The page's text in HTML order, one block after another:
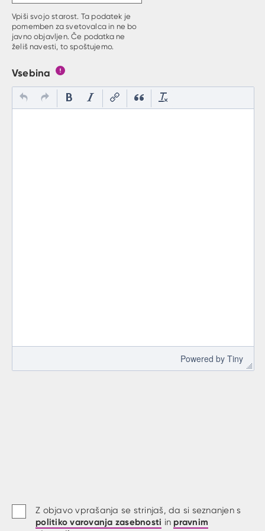
Vpiši svojo starost. Ta podatek je
pomemben za svetovalca in ne bo
javno objavljen. Če podatka ne
želiš navesti, to spoštujemo.
Vsebina
Powered by Tiny
Z objavo vprašanja se strinjaš, da si seznanjen s
politiko varovanja zasebnosti in pravnim